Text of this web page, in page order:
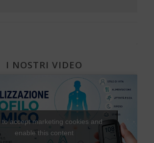
I NOSTRI VIDEO
to accept marketing cookies and
enable this content